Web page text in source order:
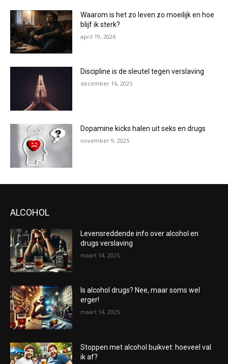
Waarom is het zo leven zo moeilijk en hoe
blijf ik sterk?
april 19, 2026
Discipline is de sleutel tegen verslaving
december 16, 2025
Dopamine kicks halen uit seks en drugs
november 9, 2025
ALCOHOL
Levensreddende info over alcohol en
drugs verslaving
maart 14, 2025
Is alcohol drugs? Nee, maar soms wel
erger!
maart 14, 2025
Stoppen met alcohol buikvet: hoeveel val
ik af?